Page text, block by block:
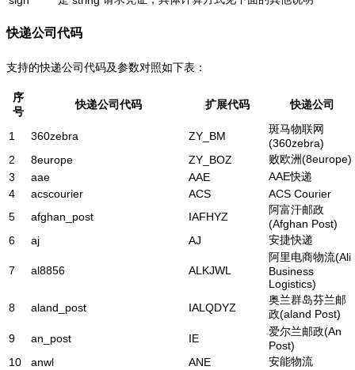
快递公司代码
支持的快递公司代码及参数对照如下表：
序
号
快递公司代码 扩展代码 快递公司
1 360zebra ZY_BM
斑马物联网
(360zebra)
2
8europe ZY_BOZ
败欧洲(8europe)
3
aae AAE
AAE快递
4
acscourier ACS
ACS Courier
5
afghan_post IAFHYZ
阿富汗邮政
(Afghan Post)
6
aj AJ 安捷快递
7 al8856 ALKJWL
阿里电商物流(Ali
Business
Logistics)
8
aland_post IALQDYZ
奥兰群岛芬兰邮
政(aland Post)
9
an_post IE
爱尔兰邮政(An
Post)
10
anwl ANE
安能物流